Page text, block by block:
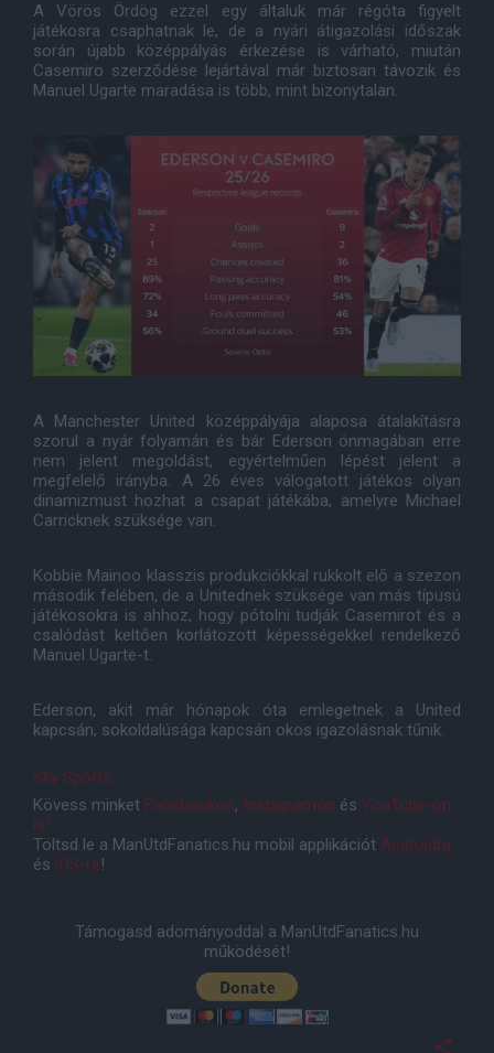
A Vörös Ördög ezzel egy általuk már régóta figyelt
játékosra csaphatnak le, de a nyári átigazolási időszak
során újabb középpályás érkezése is várható, miután
Casemiro szerződése lejártával már biztosan távozik és
Manuel Ugarte maradása is több, mint bizonytalan.
A Manchester United középpályája alaposa átalakításra
szorul a nyár folyamán és bár Ederson önmagában erre
nem jelent megoldást, egyértelműen lépést jelent a
megfelelő irányba. A 26 éves válogatott játékos olyan
dinamizmust hozhat a csapat játékába, amelyre Michael
Carricknek szüksége van.
Kobbie Mainoo klasszis produkciókkal rukkolt elő a szezon
második felében, de a Unitednek szüksége van más típusú
játékosokra is ahhoz, hogy pótolni tudják Casemirot és a
csalódást keltően korlátozott képességekkel rendelkező
Manuel Ugarte-t.
Ederson, akit már hónapok óta emlegetnek a United
kapcsán, sokoldalúsága kapcsán okos igazolásnak tűnik.
Sky Sports
Kövess minket Facebookon, Instagramon és YouTube-on
is!
Töltsd le a ManUtdFanatics.hu mobil applikációt Androidra
és iOS-re!
Támogasd adományoddal a ManUtdFanatics.hu
működését!